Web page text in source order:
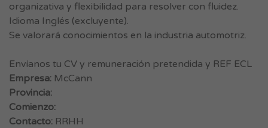
organizativa y flexibilidad para resolver con fluidez.
Idioma Inglés (excluyente).
Se valorará conocimientos en la industria automotriz.
Envíanos tu CV y remuneración pretendida y REF ECL
Empresa: McCann
Provincia:
Comienzo:
Contacto: RRHH